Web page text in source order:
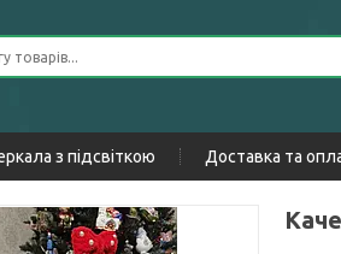
з підсвіткою Доставка та